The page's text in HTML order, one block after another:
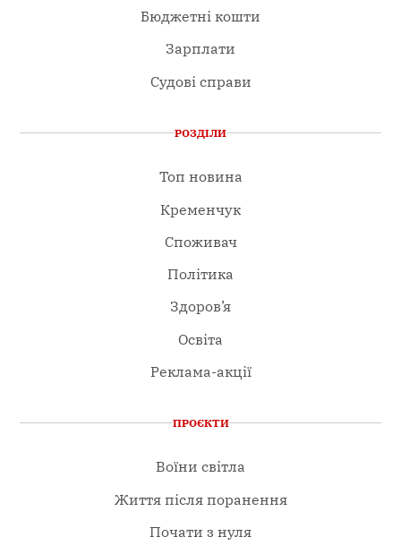
Бюджетні кошти
Зарплати
Судові справи
РОЗДІЛИ
Топ новина
Кременчук
Споживач
Політика
Здоров’я
Освіта
Реклама-акції
ПРОЄКТИ
Воїни світла
Життя після поранення
Почати з нуля